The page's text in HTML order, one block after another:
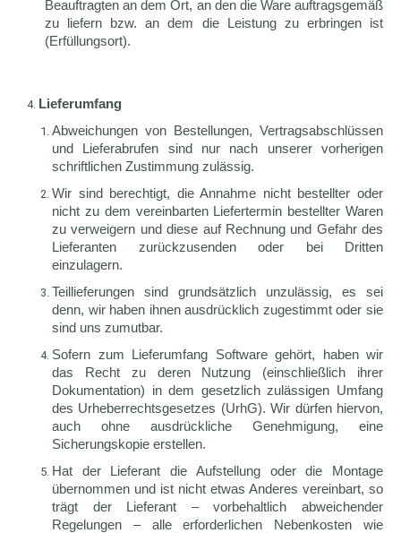
Beauftragten an dem Ort, an den die Ware auftragsgemäß
zu liefern bzw. an dem die Leistung zu erbringen ist
(Erfüllungsort).
Lieferumfang
Abweichungen von Bestellungen, Vertragsabschlüssen
und Lieferabrufen sind nur nach unserer vorherigen
schriftlichen Zustimmung zulässig.
Wir sind berechtigt, die Annahme nicht bestellter oder
nicht zu dem vereinbarten Liefertermin bestellter Waren
zu verweigern und diese auf Rechnung und Gefahr des
Lieferanten zurückzusenden oder bei Dritten
einzulagern.
Teillieferungen sind grundsätzlich unzulässig, es sei
denn, wir haben ihnen ausdrücklich zugestimmt oder sie
sind uns zumutbar.
Sofern zum Lieferumfang Software gehört, haben wir
das Recht zu deren Nutzung (einschließlich ihrer
Dokumentation) in dem gesetzlich zulässigen Umfang
des Urheberrechtsgesetzes (UrhG). Wir dürfen hiervon,
auch ohne ausdrückliche Genehmigung, eine
Sicherungskopie erstellen.
Hat der Lieferant die Aufstellung oder die Montage
übernommen und ist nicht etwas Anderes vereinbart, so
trägt der Lieferant – vorbehaltlich abweichender
Regelungen – alle erforderlichen Nebenkosten wie